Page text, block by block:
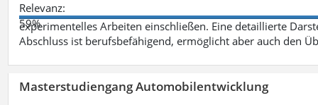
Relevanz:
59%
experimentelles Arbeiten einschließen. Eine detaillierte
Abschluss ist berufsbefähigend, ermöglicht aber auch den
Masterstudiengang Automobilentwicklung